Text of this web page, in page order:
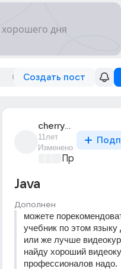
Создать пост
cherry_1928
11лет
Изменено
Java
Дополнен
можете
учебник по этом языку
или же лучше
найду хороший
профессионалов надо.